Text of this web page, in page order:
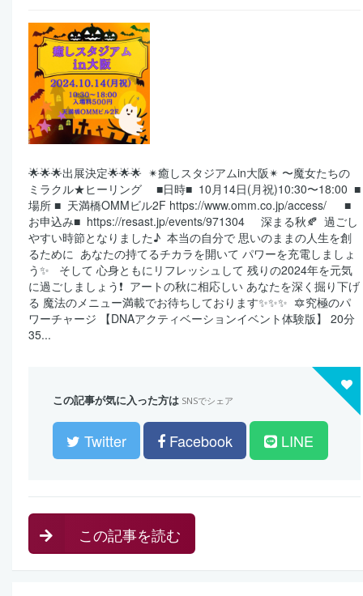
🌟🌟🌟出展決定🌟🌟🌟 ⁡ ✴︎癒しスタジアムin大阪✴︎ 〜魔女たちの
ミラクル★ヒーリング ■日時■ ⁡ 10月14日(月祝)10:30〜18:00 ⁡ ■
場所 ■ ⁡ 天満橋OMMビル2F https://www.omm.co.jp/access/ ■
お申込み■ ⁡ https://resast.jp/events/971304 ⁡ ⁡ ⁡ ⁡ 深まる秋🍂 ⁡ 過ごし
やすい時節となりました♪ ⁡ 本当の自分で 思いのままの人生を創
るために ⁡ あなたの持てるチカラを開いて パワーを充電しましょ
う✨ ⁡ ⁡ そして 心身ともにリフレッシュして 残りの2024年を元気
に過ごしましょう❗️ ⁡ アートの秋に相応しい あなたを深く掘り下げ
る 魔法のメニュー満載でお待ちしております✨✨✨ ⁡ 🔯究極のパ
ワーチャージ 【DNAアクティベーションイベント体験版】 20分
35...
この記事が気に入った方は SNSでシェア
Twitter Facebook LINE
この記事を読む